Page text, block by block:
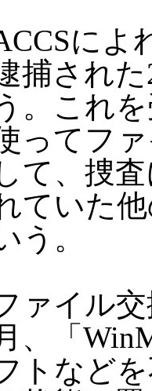
によ
捕され
。これ
ってフ
て、捜
ていた
う。
ァイル交
、「
トなど